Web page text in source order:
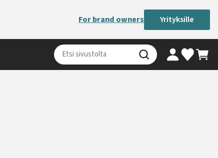
For brand owners
Yrityksille
Haku
Oma tili